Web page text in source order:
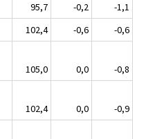
95,7 -0,2
-1,1
102,4 -0,6
-0,6
105,0 0,0
-0,8
102,4 0,0
-0,9